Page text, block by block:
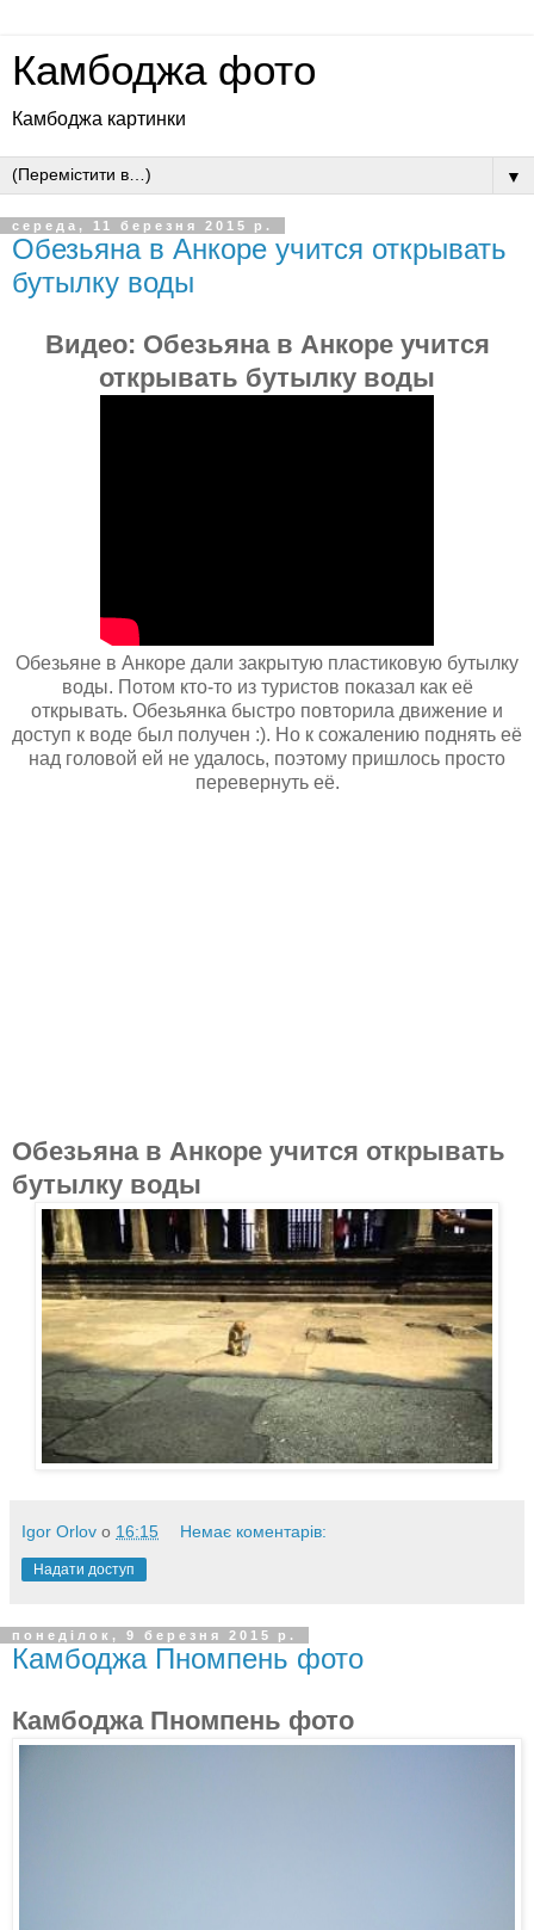
Камбоджа фото
Камбоджа картинки
▼
середа, 11 березня 2015 р.
Обезьяна в Анкоре учится открывать
бутылку воды
Видео: Обезьяна в Анкоре учится
открывать бутылку воды
Обезьяне в Анкоре дали закрытую пластиковую бутылку
воды. Потом кто-то из туристов показал как её
открывать. Обезьянка быстро повторила движение и
доступ к воде был получен :). Но к сожалению поднять её
над головой ей не удалось, поэтому пришлось просто
перевернуть её.
Обезьяна в Анкоре учится открывать
бутылку воды
Igor Orlov о 16:15 Немає коментарів:
Надати доступ
понеділок, 9 березня 2015 р.
Камбоджа Пномпень фото
Камбоджа Пномпень фото